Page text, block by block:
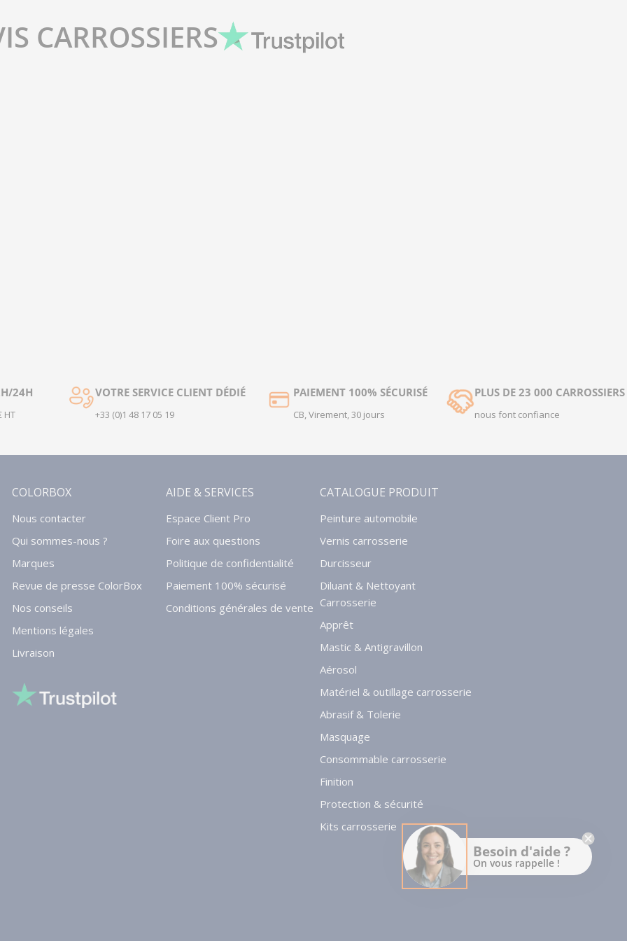
CARROSSIERS
24H
HT
VOTRE SERVICE CLIENT DÉDIÉ
+33 (0)1 48 17 05 19
PAIEMENT 100% SÉCURISÉ
CB, Virement, 30 jours
PLUS DE 23 000 CARROSSIERS
nous font confiance
COLORBOX
Nous contacter
Qui sommes-nous ?
Marques
Revue de presse ColorBox
Nos conseils
Mentions légales
Livraison
AIDE & SERVICES
Espace Client Pro
Foire aux questions
Politique de confidentialité
Paiement 100% sécurisé
Conditions générales de vente
CATALOGUE PRODUIT
Peinture automobile
Vernis carrosserie
Durcisseur
Diluant & Nettoyant
Carrosserie
Apprêt
Mastic & Antigravillon
Aérosol
Matériel & outillage carrosserie
Abrasif & Tolerie
Masquage
Consommable carrosserie
Finition
Protection & sécurité
Kits carrosserie
Besoin d'aide ?
On vous rappelle !